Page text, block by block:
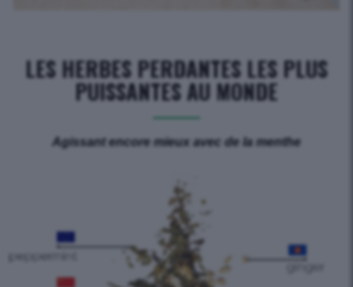
LES HERBES PERDANTES LES PLUS
PUISSANTES AU MONDE
Agissant encore mieux avec de la menthe